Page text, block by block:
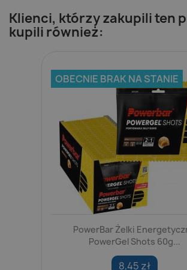
Klienci, którzy zakupili ten
kupili również:
PowerBar Żelki
PowerGel Shots 60g...
8,45 zł
OBECNIE BRAK NA STANIE